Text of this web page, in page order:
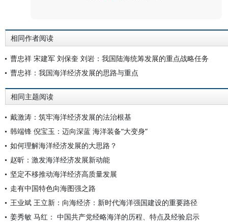
相同作者阅读
曹忠祥 宋建军 刘保奎 刘岩：我国陆海统筹发展的重点战略任务
曹忠祥：我国海洋经济发展的思路与重点
相同主题阅读
戴激涛：筑牢海洋经济发展的法治根基
韩端锋 倪宝玉：迈向深蓝 海洋装备“大变身”
如何理解海洋经济发展的大思路？
赵昕：激发海洋经济发展新动能
坚定不移推动海洋经济高质量发展
走有中国特色向海图强之路
王业斌 王立新：向海经济：新时代海洋强国建设的重要路径
姜秀敏 马红： 中国共产党经略海洋的历程、特点及经验启示